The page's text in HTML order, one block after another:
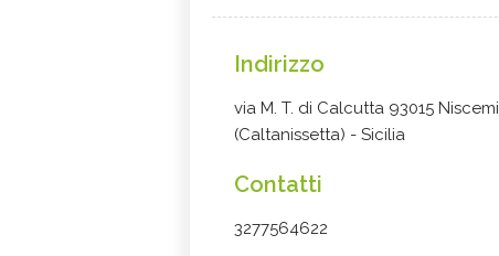
Indirizzo
via M. T. di Calcutta 93015 Niscemi
(Caltanissetta) - Sicilia
Contatti
3277564622